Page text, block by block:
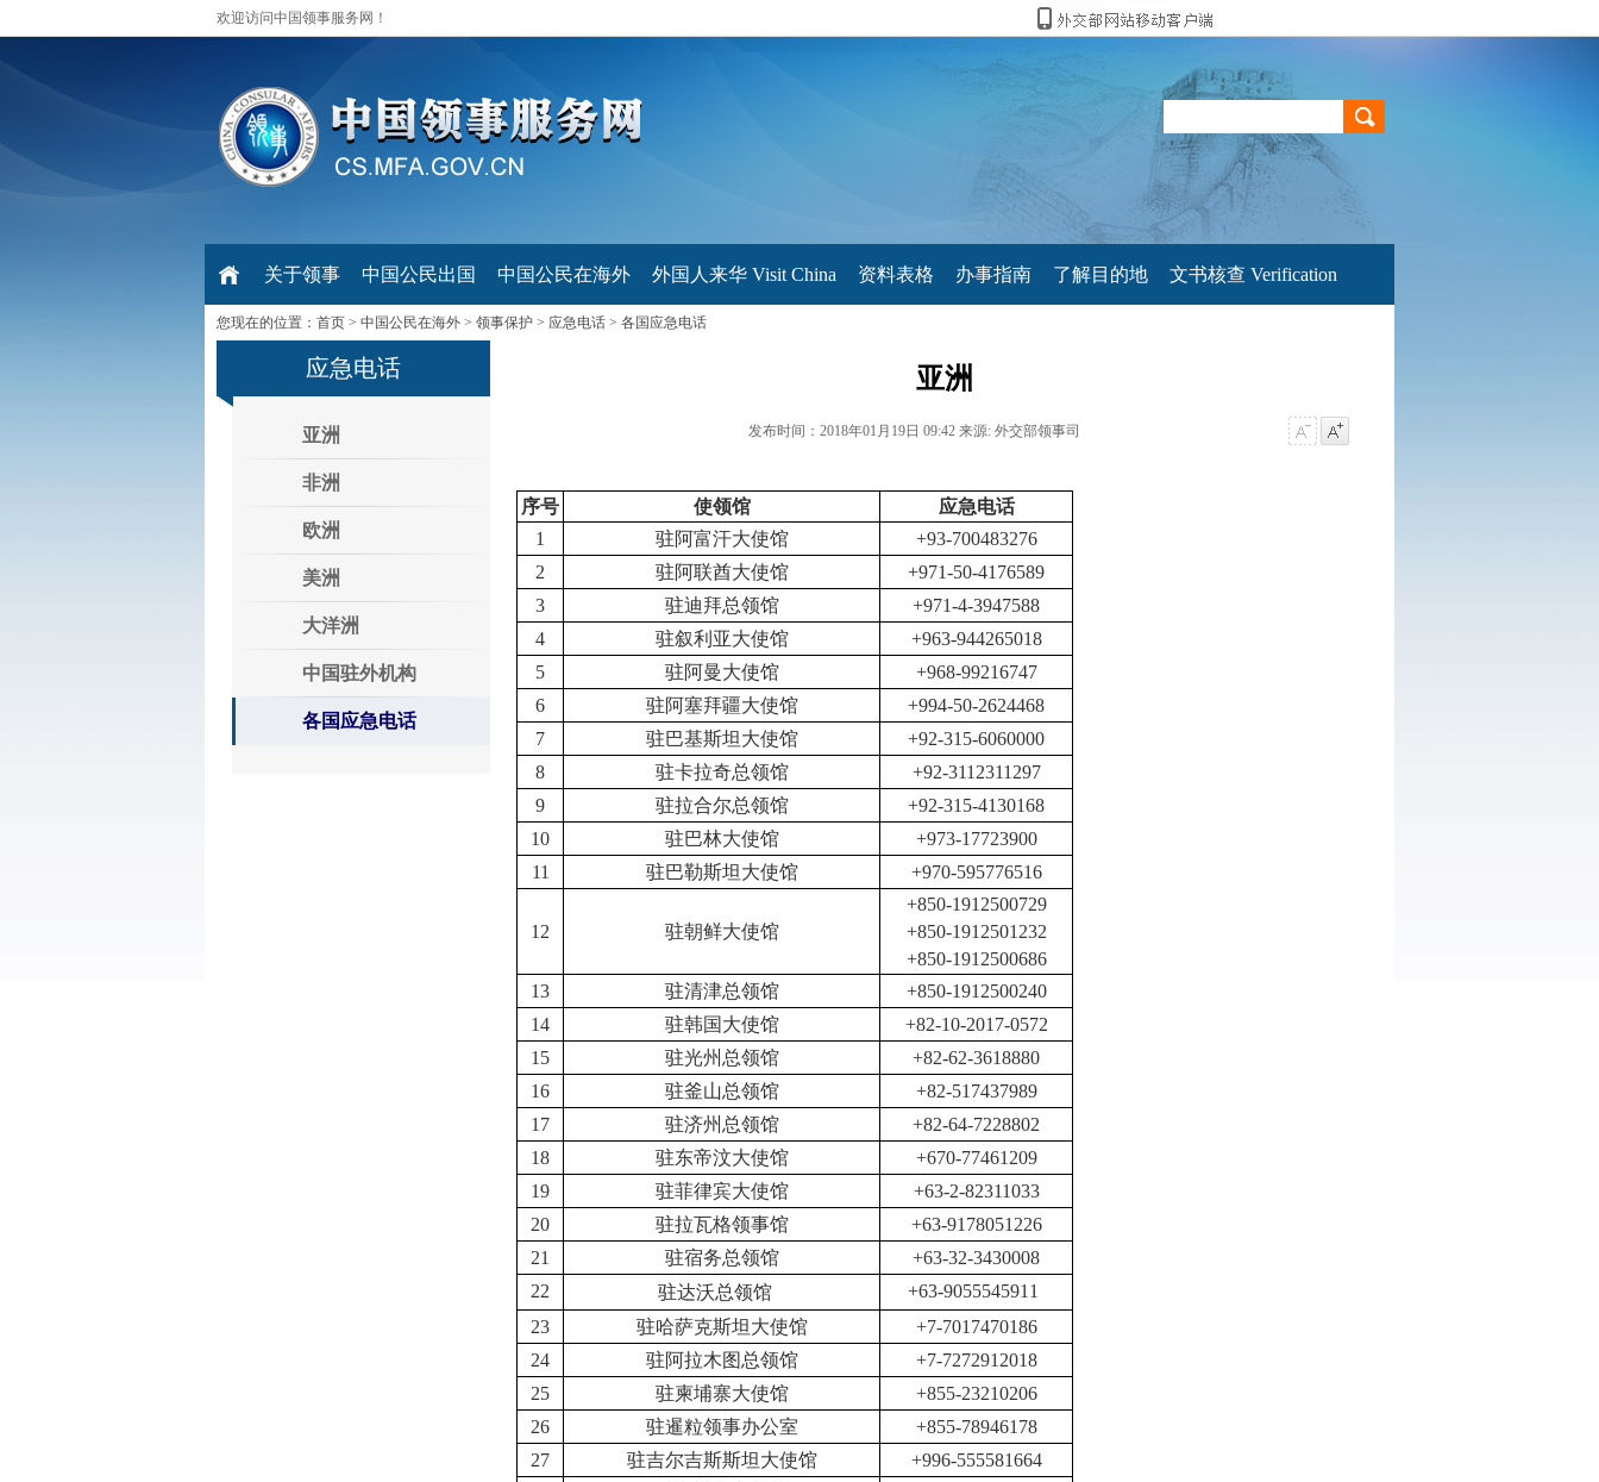
欢迎访问中国领事服务网！
关于领事 中国公民出国 中国公民在海外 外国人来华 Visit China 资料表格 办事指南 了解目的地 文书核查 Verification
您现在的位置： 首页 > 中国公民在海外 > 领事保护 > 应急电话 > 各国应急电话
应急电话
亚洲
非洲
欧洲
美洲
大洋洲
中国驻外机构
各国应急电话
亚洲
发布时间：2018年01月19日 09:42 来源: 外交部领事司
序号 使领馆
应急电话
1
驻阿富汗大使馆
+93-700483276
2
驻阿联酋大使馆
+971-50-4176589
3
驻迪拜总领馆
+971-4-3947588
4
驻叙利亚大使馆
+963-944265018
5
驻阿曼大使馆
+968-99216747
6
驻阿塞拜疆大使馆
+994-50-2624468
7
驻巴基斯坦大使馆
+92-315-6060000
8
驻卡拉奇总领馆
+92-3112311297
9
驻拉合尔总领馆
+92-315-4130168
10
驻巴林大使馆
+973-17723900
11
驻巴勒斯坦大使馆 +970-595776516
12 驻朝鲜大使馆
+850-1912500729
+850-1912501232
+850-1912500686
13
驻清津总领馆
+850-1912500240
14
驻韩国大使馆
+82-10-2017-0572
15
驻光州总领馆
+82-62-3618880
16
驻釜山总领馆
+82-517437989
17
驻济州总领馆
+82-64-7228802
18
驻东帝汶大使馆
+670-77461209
19
驻菲律宾大使馆
+63-2-82311033
20
驻拉瓦格领事馆
+63-9178051226
21
驻宿务总领馆
+63-32-3430008
22
驻达沃总领馆
+63-9055545911
23
驻哈萨克斯坦大使馆
+7-7017470186
24
驻阿拉木图总领馆
+7-7272912018
25
驻柬埔寨大使馆
+855-23210206
26
驻暹粒领事办公室
+855-78946178
27
驻吉尔吉斯斯坦大使馆
+996-555581664